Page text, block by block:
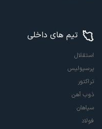
تیم های داخلی
استقلال
پرسپولیس
تراکتور
ذوب آهن
سپاهان
فولاد